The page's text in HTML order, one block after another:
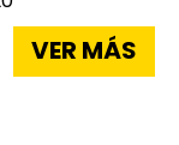
VER MÁS